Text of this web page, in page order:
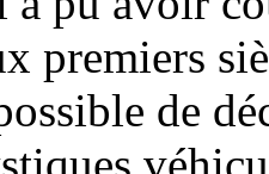
premiers
de